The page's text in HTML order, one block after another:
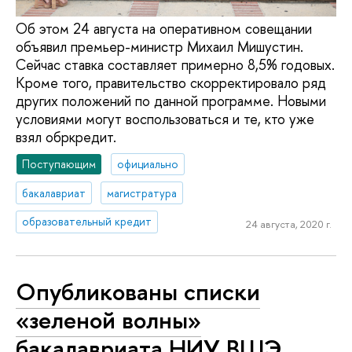
Об этом 24 августа на оперативном совещании
объявил премьер-министр Михаил Мишустин.
Сейчас ставка составляет примерно 8,5% годовых.
Кроме того, правительство скорректировало ряд
других положений по данной программе. Новыми
условиями могут воспользоваться и те, кто уже
взял обркредит.
Поступающим
официально
бакалавриат
магистратура
образовательный кредит
24 августа, 2020 г.
Опубликованы списки
«зеленой волны»